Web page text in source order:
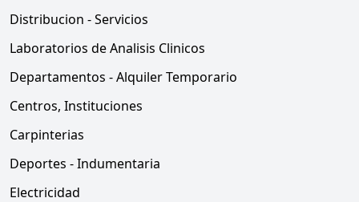
Distribucion - Servicios
Laboratorios de Analisis Clinicos
Departamentos - Alquiler Temporario
Centros, Instituciones
Carpinterias
Deportes - Indumentaria
Electricidad